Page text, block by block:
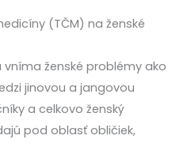
(TČM) na ženské
ženské problémy ako
jinovou a jangovou
a celkovo ženský
pod oblasť obličiek,